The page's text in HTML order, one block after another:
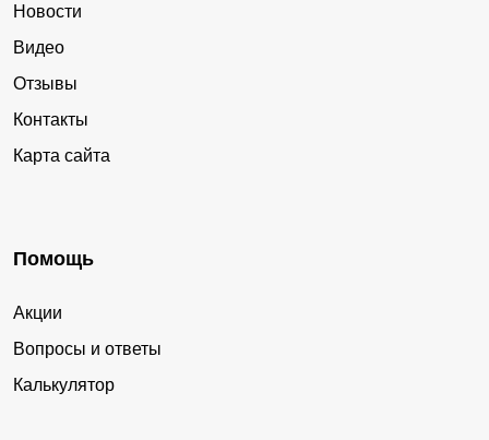
Новости
Видео
Отзывы
Контакты
Карта сайта
Помощь
Акции
Вопросы и ответы
Калькулятор